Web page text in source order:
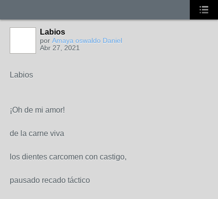
Labios
por Amaya oswaldo Daniel
Abr 27, 2021
Labios
¡Oh de mi amor!
de la carne viva
los dientes carcomen con castigo,
pausado recado táctico